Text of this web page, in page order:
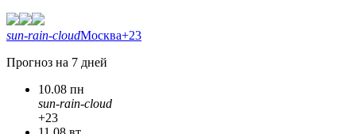
sun-rain-cloudМосква+23
Прогноз на 7 дней
10.08 пн
sun-rain-cloud
+23